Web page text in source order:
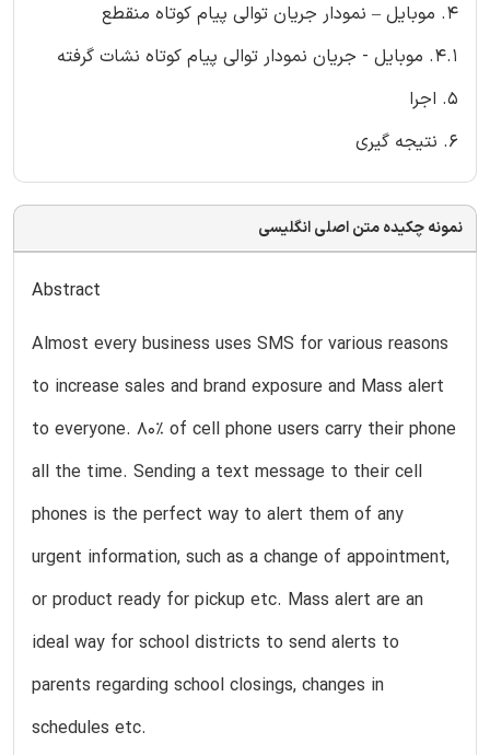
4. موبایل – نمودار جریان توالی پیام کوتاه منقطع
4.1. موبایل - جریان نمودار توالی پیام کوتاه نشات گرفته
5. اجرا
6. نتیجه گیری
نمونه چکیده متن اصلی انگلیسی
Abstract
Almost every business uses SMS for various reasons
to increase sales and brand exposure and Mass alert
to everyone. 80% of cell phone users carry their phone
all the time. Sending a text message to their cell
phones is the perfect way to alert them of any
urgent information, such as a change of appointment,
or product ready for pickup etc. Mass alert are an
ideal way for school districts to send alerts to
parents regarding school closings, changes in
schedules etc.